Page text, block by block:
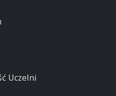
Uczelni